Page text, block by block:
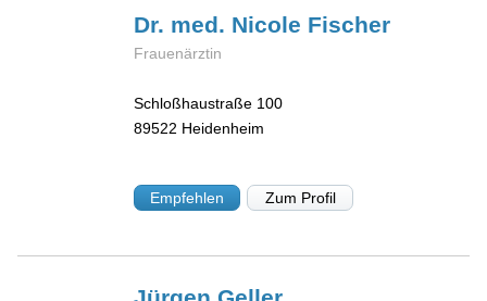
Dr. med. Nicole Fischer
Frauenärztin
Schloßhaustraße 100
89522 Heidenheim
Empfehlen Zum Profil